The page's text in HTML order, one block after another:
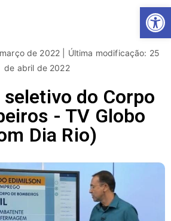
de 2022 | Última modificação: 25
de abril de 2022
do Corpo
- TV Globo
Dia Rio)